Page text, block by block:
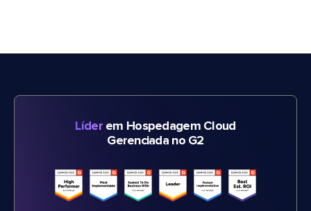
Líderem Hospedagem Cloud
Gerenciada no G2